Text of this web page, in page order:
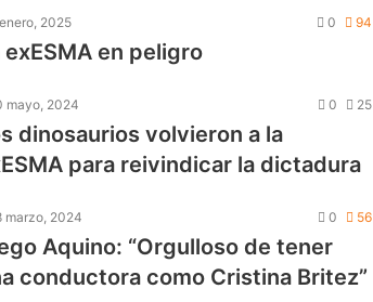
2025 0 94
exESMA en peligro
mayo, 2024 0 25
dinosaurios volvieron a la
para reivindicar la dictadura
marzo, 2024 0 56
Aquino: “Orgulloso de tener
conductora como Cristina Britez”